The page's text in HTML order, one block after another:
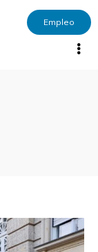
Empleo